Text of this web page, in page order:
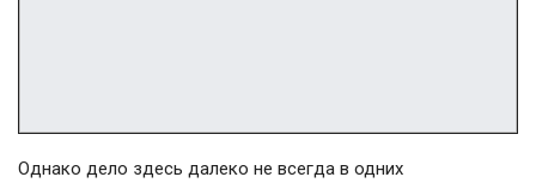
Однако дело здесь далеко не всегда в одних